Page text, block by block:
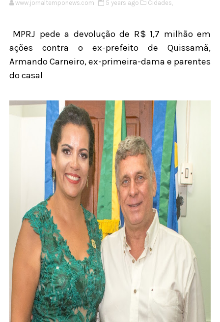
www.jornaltemponews.com 5 years ago Cidades,
MPRJ pede a devolução de R$ 1,7 milhão em
ações contra o ex-prefeito de Quissamã,
Armando Carneiro, ex-primeira-dama e parentes
do casal